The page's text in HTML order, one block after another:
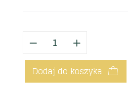
Dodaj do koszyka